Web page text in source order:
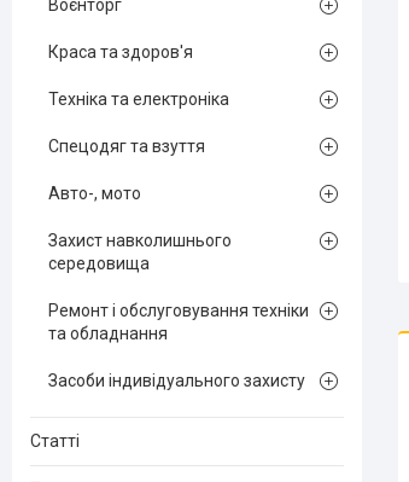
Воєнторг
Краса та здоров'я
Техніка та електроніка
Спецодяг та взуття
Авто-, мото
Захист навколишнього
середовища
Ремонт і обслуговування техніки
та обладнання
Засоби індивідуального захисту
Статті